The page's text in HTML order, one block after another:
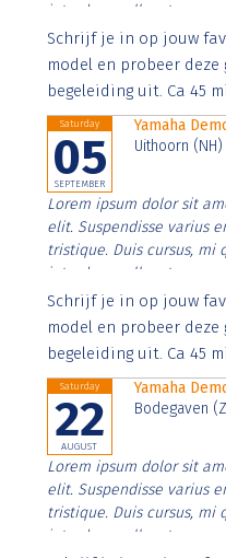
interdum nulla, ut
Aenean faucibus nibh et
imperdiet. Nunc ut sem
Schrijf je in op jouw
model en probeer
begeleiding uit. Ca 45
Saturday
05
SEPTEMBER
Yamaha
Uithoorn (NH)
Lorem ipsum dolor sit
elit. Suspendisse varius
tristique. Duis cursus, mi
interdum nulla, ut
Aenean faucibus nibh et
imperdiet. Nunc ut sem
Schrijf je in op jouw
model en probeer
begeleiding uit. Ca 45
Saturday
22
AUGUST
Yamaha
Bodegaven
Lorem ipsum dolor sit
elit. Suspendisse varius
tristique. Duis cursus, mi
interdum nulla, ut